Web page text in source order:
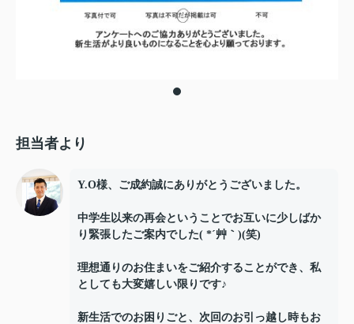
担当者より
Y.O様、ご成約誠にありがとうございました。
中学生以来の再会ということでお互いに少しばか
り緊張したご案内でした( *´艸｀)(笑)
理想通りのお住まいをご紹介することができ、私
としても大変嬉しい限りです♪
新生活でのお困りごと、次回のお引っ越し時もお